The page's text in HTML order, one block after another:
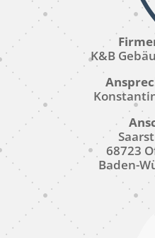
K&B
68723
Baden-